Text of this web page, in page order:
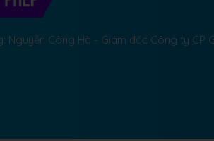
Nguyễn Công Hà - Giám đốc Công ty CP